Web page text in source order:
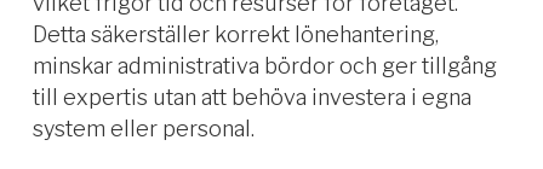
Detta säkerställer korrekt lönehantering,
minskar administrativa bördor och ger tillgång
till expertis utan att behöva investera i egna
system eller personal.